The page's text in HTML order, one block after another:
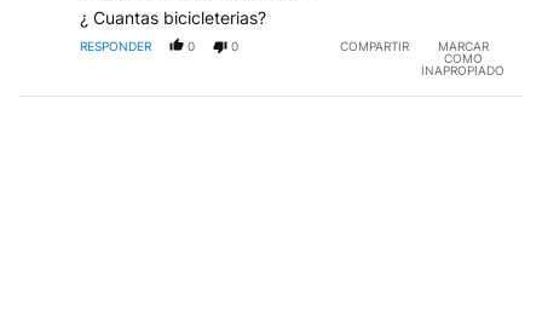
¿ Cuantas bicicleterias?
RESPONDER 0 0 COMPARTIR
MARCAR
COMO
INAPROPIADO